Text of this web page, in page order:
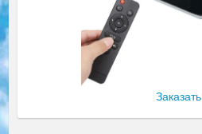
Заказать